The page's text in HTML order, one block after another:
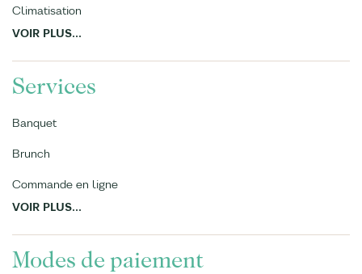
Climatisation
VOIR PLUS...
Services
Banquet
Brunch
Commande en ligne
VOIR PLUS...
Modes de paiement